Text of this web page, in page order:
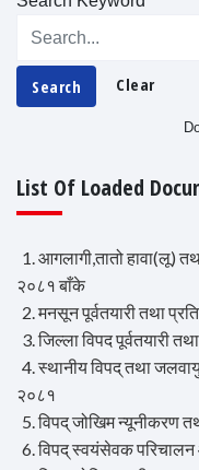
Search Clear
List Of Loaded
1. आगलागी,तातो हावा(लू)
२०८१ बाँके
2. मनसून पूर्वतयारी तथा
3. जिल्ला विपद पूर्वतयारी
4. स्थानीय विपद् तथा जलवायु
२०८१
5. विपद् जोखिम न्यूनीकरण
6. विपद् स्वयंसेवक